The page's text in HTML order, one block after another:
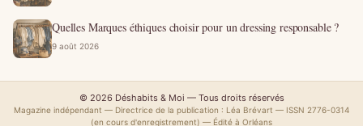
Quelles Marques éthiques choisir pour un dressing responsable ?
9 août 2026
© 2026 Déshabits & Moi — Tous droits réservés
Magazine indépendant — Directrice de la publication : Léa Brévart — ISSN 2776-0314
(en cours d'enregistrement) — Édité à Orléans